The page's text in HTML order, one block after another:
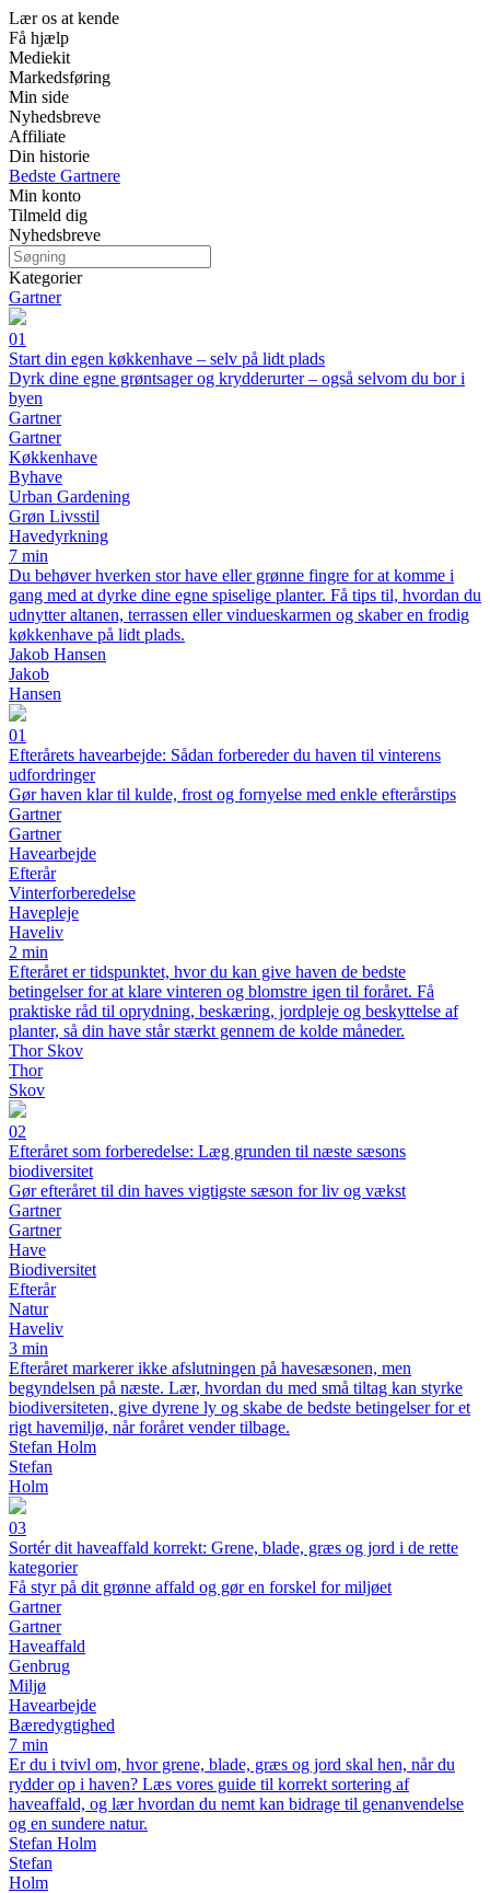
Lær os at kende
Få hjælp
Mediekit
Markedsføring
Min side
Nyhedsbreve
Affiliate
Din historie
Bedste Gartnere
Min konto
Tilmeld dig
Nyhedsbreve
Kategorier
Gartner
01
Start din egen køkkenhave – selv på lidt plads
Dyrk dine egne grøntsager og krydderurter – også selvom du bor i
byen
Gartner
Gartner
Køkkenhave
Byhave
Urban Gardening
Grøn Livsstil
Havedyrkning
7 min
Du behøver hverken stor have eller grønne fingre for at komme i
gang med at dyrke dine egne spiselige planter. Få tips til, hvordan du
udnytter altanen, terrassen eller vindueskarmen og skaber en frodig
køkkenhave på lidt plads.
Jakob Hansen
Jakob
Hansen
01
Efterårets havearbejde: Sådan forbereder du haven til vinterens
udfordringer
Gør haven klar til kulde, frost og fornyelse med enkle efterårstips
Gartner
Gartner
Havearbejde
Efterår
Vinterforberedelse
Havepleje
Haveliv
2 min
Efteråret er tidspunktet, hvor du kan give haven de bedste
betingelser for at klare vinteren og blomstre igen til foråret. Få
praktiske råd til oprydning, beskæring, jordpleje og beskyttelse af
planter, så din have står stærkt gennem de kolde måneder.
Thor Skov
Thor
Skov
02
Efteråret som forberedelse: Læg grunden til næste sæsons
biodiversitet
Gør efteråret til din haves vigtigste sæson for liv og vækst
Gartner
Gartner
Have
Biodiversitet
Efterår
Natur
Haveliv
3 min
Efteråret markerer ikke afslutningen på havesæsonen, men
begyndelsen på næste. Lær, hvordan du med små tiltag kan styrke
biodiversiteten, give dyrene ly og skabe de bedste betingelser for et
rigt havemiljø, når foråret vender tilbage.
Stefan Holm
Stefan
Holm
03
Sortér dit haveaffald korrekt: Grene, blade, græs og jord i de rette
kategorier
Få styr på dit grønne affald og gør en forskel for miljøet
Gartner
Gartner
Haveaffald
Genbrug
Miljø
Havearbejde
Bæredygtighed
7 min
Er du i tvivl om, hvor grene, blade, græs og jord skal hen, når du
rydder op i haven? Læs vores guide til korrekt sortering af
haveaffald, og lær hvordan du nemt kan bidrage til genanvendelse
og en sundere natur.
Stefan Holm
Stefan
Holm